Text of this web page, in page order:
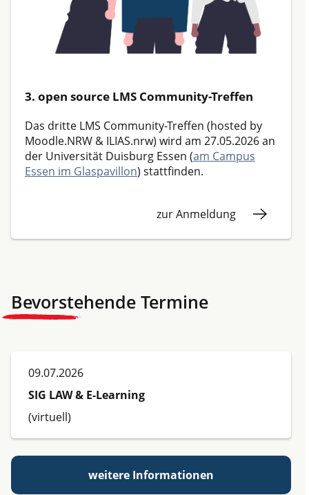
3. open source LMS Community-Treffen
Das dritte LMS Community-Treffen (hosted by
Moodle.NRW& ILIAS.nrw) wird am 27.05.2026 an
der Universität Duisburg Essen (am Campus
Essen im Glaspavillon) stattfinden.
zur Anmeldung
Bevorstehende Termine
09.07.2026
SIG LAW & E-Learning
(virtuell)
weitere Informationen